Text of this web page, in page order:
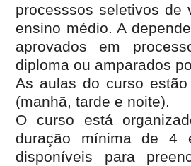
processsos seletivos de
ensino médio. A
aprovados em
diploma ou amparados
As aulas do curso
(manhã, tarde e noite).
O curso está
duração mínima de 4
disponíveis para